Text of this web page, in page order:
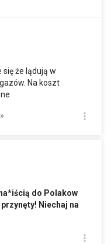
że lądują w
Na koszt
do Polakow
Niechaj na